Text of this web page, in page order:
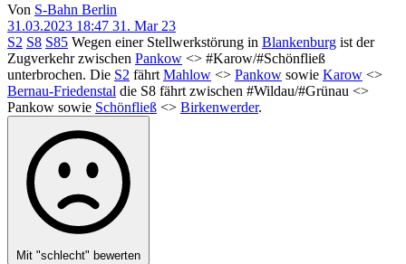
Von S-Bahn Berlin
31.03.2023 18:47 31. Mar 23
S2 S8 S85 Wegen einer Stellwerkstörung in Blankenburg ist der
Zugverkehr zwischen Pankow <> #Karow/#Schönfließ
unterbrochen. Die S2 fährt Mahlow <> Pankow sowie Karow <>
Bernau-Friedenstal die S8 fährt zwischen #Wildau/#Grünau <>
Pankow sowie Schönfließ <> Birkenwerder.
Mit "schlecht" bewerten